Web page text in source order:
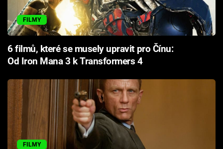
Přihlášení
Sledujte nás
FILMY
6 filmů, které se musely upravit pro Čínu:
Od Iron Mana 3 k Transformers 4
FILMY